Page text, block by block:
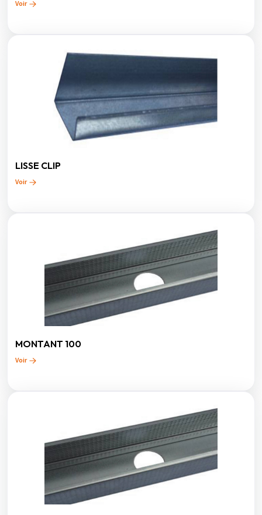
Voir
LISSE CLIP
Voir
MONTANT 100
Voir